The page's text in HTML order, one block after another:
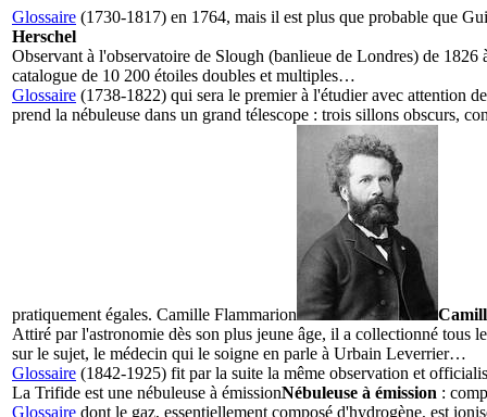
Glossaire (1730-1817) en 1764, mais il est plus que probable que
Herschel
Observant à l'observatoire de Slough (banlieue de Londres) de
catalogue de 10 200 étoiles doubles et multiples…
Glossaire (1738-1822) qui sera le premier à l'étudier avec attention
prend la nébuleuse dans un grand télescope : trois sillons obscurs,
pratiquement égales. Camille Flammarion
Attiré par l'astronomie dès son plus jeune âge, il a collectionné tous
sur le sujet, le médecin qui le soigne en parle à Urbain Leverrier…
Glossaire (1842-1925) fit par la suite la même observation et
La Trifide est une nébuleuse à émissionNébuleuse à émission :
Glossaire dont le gaz, essentiellement composé d'hydrogène, est